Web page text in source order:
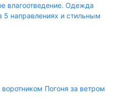
влагоотведение. Одежда
5 направлениях и стильным
Погоня за ветром